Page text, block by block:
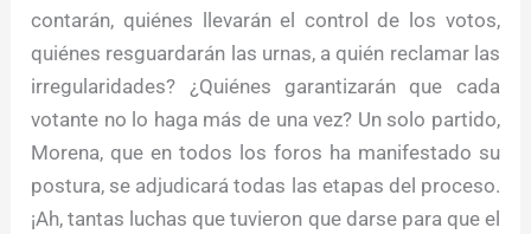
contarán, quiénes llevarán el control de los votos,
quiénes resguardarán las urnas, a quién reclamar las
irregularidades? ¿Quiénes garantizarán que cada
votante no lo haga más de una vez? Un solo partido,
Morena, que en todos los foros ha manifestado su
postura, se adjudicará todas las etapas del proceso.
¡Ah, tantas luchas que tuvieron que darse para que el